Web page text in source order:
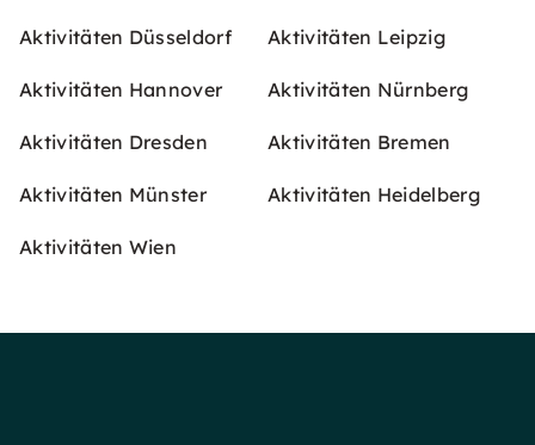
Aktivitäten Düsseldorf Aktivitäten Leipzig
Aktivitäten Hannover Aktivitäten Nürnberg
Aktivitäten Dresden Aktivitäten Bremen
Aktivitäten Münster Aktivitäten Heidelberg
Aktivitäten Wien